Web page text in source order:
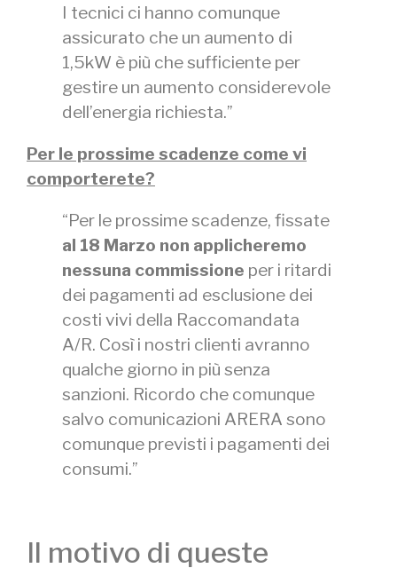
I tecnici ci hanno comunque
assicurato che un aumento di
1,5kW è più che sufficiente per
gestire un aumento considerevole
dell’energia richiesta.”
Per le prossime scadenze come vi
comporterete?
“Per le prossime scadenze, fissate
al 18 Marzo non applicheremo
nessuna commissione per i ritardi
dei pagamenti ad esclusione dei
costi vivi della Raccomandata
A/R. Così i nostri clienti avranno
qualche giorno in più senza
sanzioni. Ricordo che comunque
salvo comunicazioni ARERA sono
comunque previsti i pagamenti dei
consumi.”
Il motivo di queste